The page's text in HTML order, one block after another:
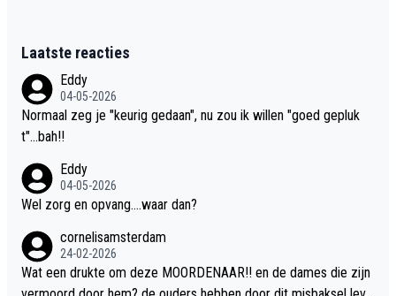
Laatste reacties
Eddy
04-05-2026
Normaal zeg je "keurig gedaan", nu zou ik willen "goed gepluk
t"...bah!!
Eddy
04-05-2026
Wel zorg en opvang....waar dan?
cornelisamsterdam
24-02-2026
Wat een drukte om deze MOORDENAAR!! en de dames die zijn